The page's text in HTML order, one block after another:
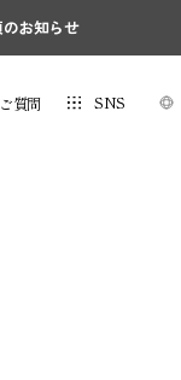
お知らせ
質問 SNS